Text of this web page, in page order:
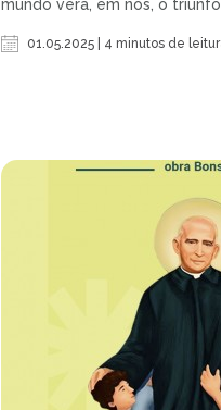
mundo verá, em nós, o
01.05.2025 | 4 minutos de